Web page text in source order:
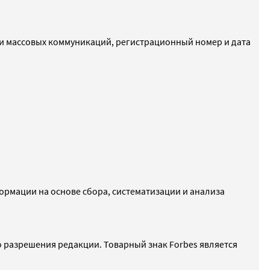
коммуникаций, регистрационный номер и дата
на основе сбора, систематизации и анализа
редакции. Товарный знак Forbes является